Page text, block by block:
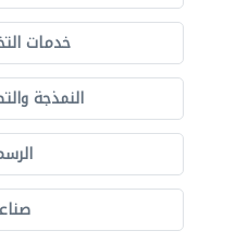
خدمات
النمذجة